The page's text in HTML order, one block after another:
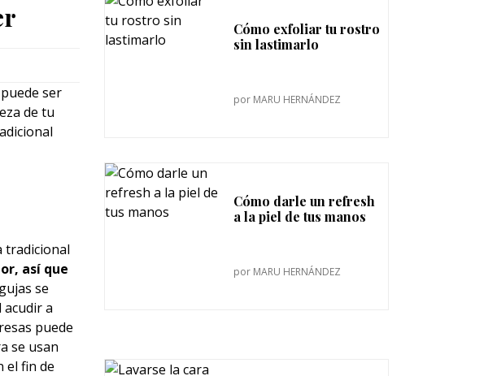
ser
de tu
tradicional
así que
se
a
puede
se usan
el fin de
Cómo exfoliar tu rostro
sin lastimarlo
por MARU HERNÁNDEZ
Cómo darle un refresh
a la piel de tus manos
por MARU HERNÁNDEZ